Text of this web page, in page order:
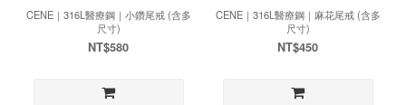
CENE｜316L醫療鋼｜小鑽尾戒 (含多
尺寸)
NT$580
CENE｜316L醫療鋼｜麻花尾戒 (含多
尺寸)
NT$450